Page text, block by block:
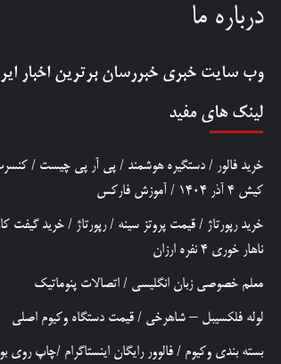
درباره ما
وب سایت خبری خبررسان برترین اخبار
لینک های مفید
خرید فالور / دستگیره هوشمند / پی آر پی چیست /
کیش 4 آذر 1404
/ آموزش فارکس
خرید رپورتاژ / قیمت پروتز سینه /رپورتاژ / خرید گیفت
ناهار خوری 4 نفره ارزان
معلم خصوصی زبان انگلیسی / اتصالات پنوماتیک
لوله فلکسیبل – شاهرخی / قیمت دستگاه وکیوم اصلی
بسته بندی وکیوم / فالوور رایگان اینستاگرام /چاپ روی